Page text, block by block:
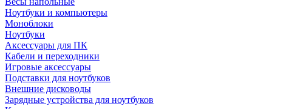
Ноутбуки и компьютеры
Моноблоки
Ноутбуки
Аксессуары для ПК
Кабели и переходники
Игровые аксессуары
Подставки для ноутбуков
Внешние дисководы
Зарядные устройства для ноутбуков